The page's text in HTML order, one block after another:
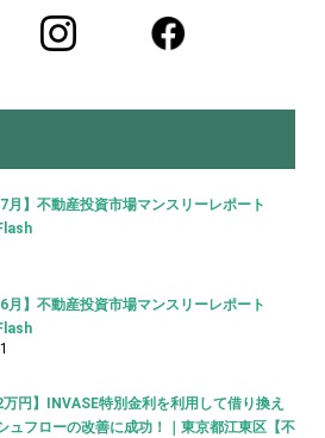
7月】不動産投資市場マンスリーレポート
6月】不動産投資市場マンスリーレポート
万円】INVASE特別金利を利用して借り換え
ュフローの改善に成功！｜東京都江東区【不